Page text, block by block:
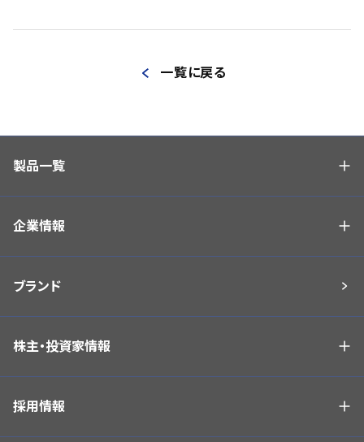
一覧に戻る
製品一覧
企業情報
ブランド
株主・投資家情報
採用情報